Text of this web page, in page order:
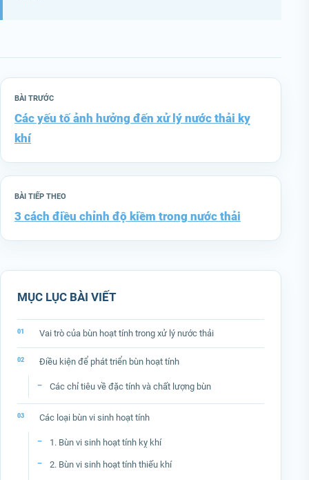
BÀI TRƯỚC
Các yếu tố ảnh hưởng đến xử lý nước thải kỵ
khí
BÀI TIẾP THEO
3 cách điều chỉnh độ kiềm trong nước thải
MỤC LỤC BÀI VIẾT
Vai trò của bùn hoạt tính trong xử lý nước thải
Điều kiện để phát triển bùn hoạt tính
Các chỉ tiêu về đặc tính và chất lượng bùn
Các loại bùn vi sinh hoạt tính
1. Bùn vi sinh hoạt tính kỵ khí
2. Bùn vi sinh hoạt tính thiếu khí